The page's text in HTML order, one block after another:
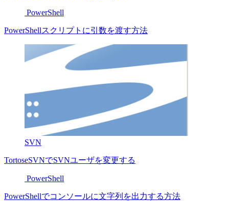
PowerShell
PowerShellスクリプトに引数を渡す方法
SVN
TortoseSVNでSVNユーザを変更する
PowerShell
PowerShellでコンソールに文字列を出力する方法